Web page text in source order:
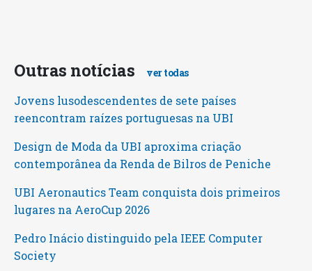
Outras notícias ver todas
Jovens lusodescendentes de sete países
reencontram raízes portuguesas na UBI
Design de Moda da UBI aproxima criação
contemporânea da Renda de Bilros de Peniche
UBI Aeronautics Team conquista dois primeiros
lugares na AeroCup 2026
Pedro Inácio distinguido pela IEEE Computer
Society